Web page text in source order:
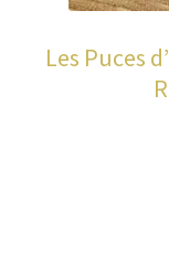
Les Puces